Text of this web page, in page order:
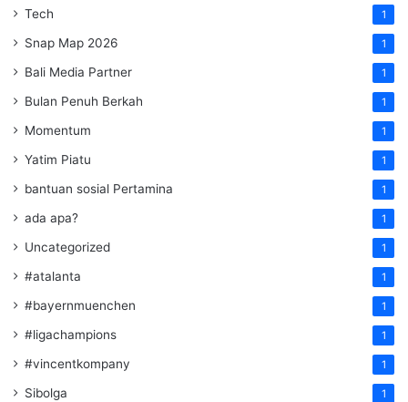
Tech 1
Snap Map 2026 1
Bali Media Partner 1
Bulan Penuh Berkah 1
Momentum 1
Yatim Piatu 1
bantuan sosial Pertamina 1
ada apa? 1
Uncategorized 1
#atalanta 1
#bayernmuenchen 1
#ligachampions 1
#vincentkompany 1
Sibolga 1